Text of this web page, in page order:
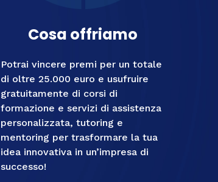
Cosa offriamo
Potrai vincere premi per un totale
di oltre 25.000 euro e usufruire
gratuitamente di corsi di
formazione e servizi di assistenza
personalizzata, tutoring e
mentoring per trasformare la tua
idea innovativa in un’impresa di
successo!